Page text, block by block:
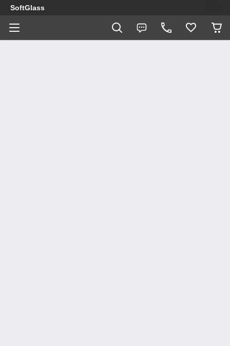
SoftGlass